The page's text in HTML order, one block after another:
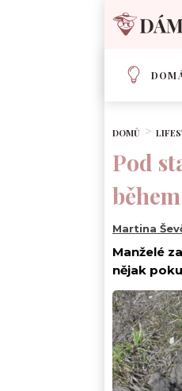
DOMŮ
Pod
Martina
Manželé
nějak